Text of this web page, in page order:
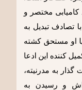
کامیابی مختصر و
تصادف تبدیل به
او مستحق کشته
کننده این ادعا
به مدرنیته،
اش و رسیدن به